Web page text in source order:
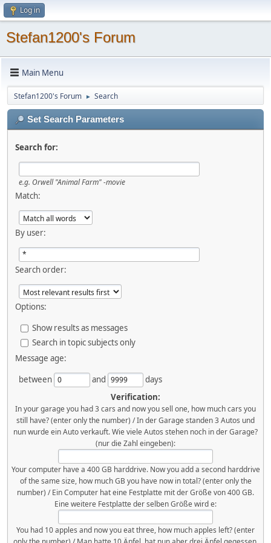
Log in
Stefan1200's Forum
Main Menu
Stefan1200's Forum ► Search
Set Search Parameters
Search for:
e.g. Orwell "Animal Farm" -movie
Match:
By user:
Search order:
Options:
Show results as messages
Search in topic subjects only
Message age:
between
and
days
Verification:
In your garage you had 3 cars and now you sell one, how much cars you
still have? (enter only the number) / In der Garage standen 3 Autos und
nun wurde ein Auto verkauft. Wie viele Autos stehen noch in der Garage?
(nur die Zahl eingeben):
Your computer have a 400 GB harddrive. Now you add a second harddrive
of the same size, how much GB you have now in total? (enter only the
number) / Ein Computer hat eine Festplatte mit der Größe von 400 GB.
Eine weitere Festplatte der selben Größe wird e:
You had 10 apples and now you eat three, how much apples left? (enter